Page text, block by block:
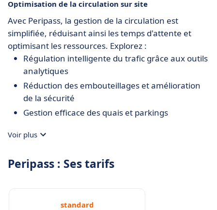
Optimisation de la circulation sur site
Avec Peripass, la gestion de la circulation est
simplifiée, réduisant ainsi les temps d'attente et
optimisant les ressources. Explorez :
Régulation intelligente du trafic grâce aux outils
analytiques
Réduction des embouteillages et amélioration
de la sécurité
Gestion efficace des quais et parkings
Voir plus
Peripass : Ses tarifs
standard